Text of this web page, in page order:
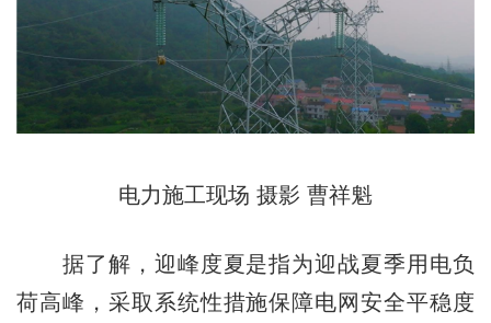
电力施工现场 摄影 曹祥魁
据了解，迎峰度夏是指为迎战夏季用电负
荷高峰，采取系统性措施保障电网安全平稳度